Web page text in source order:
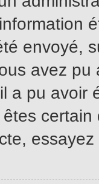
envoyé,
avez
a pu